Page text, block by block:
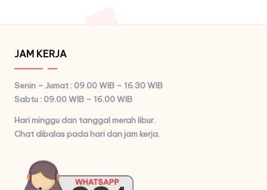
JAM KERJA
Senin – Jumat : 09.00 WIB – 16.30 WIB
Sabtu : 09.00 WIB – 16.00 WIB
Hari minggu dan tanggal merah libur.
Chat dibalas pada hari dan jam kerja.